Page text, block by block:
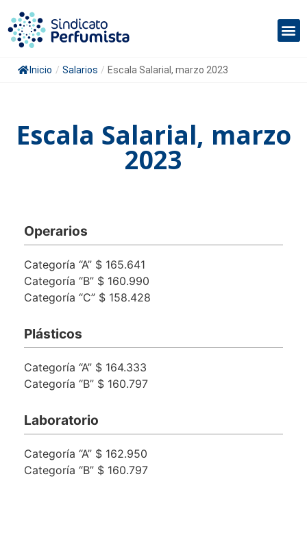
Inicio / Salarios / Escala Salarial, marzo 2023
Escala Salarial, marzo
2023
Operarios
Categoría “A” $ 165.641
Categoría “B” $ 160.990
Categoría “C” $ 158.428
Plásticos
Categoría “A” $ 164.333
Categoría “B” $ 160.797
Laboratorio
Categoría “A” $ 162.950
Categoría “B” $ 160.797